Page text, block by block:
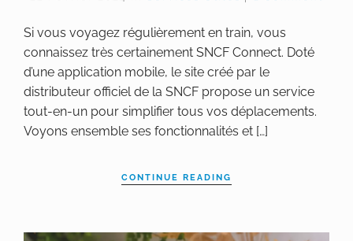
Si vous voyagez régulièrement en train, vous
connaissez très certainement SNCF Connect. Doté
d’une application mobile, le site créé par le
distributeur officiel de la SNCF propose un service
tout-en-un pour simplifier tous vos déplacements.
Voyons ensemble ses fonctionnalités et […]
CONTINUE READING